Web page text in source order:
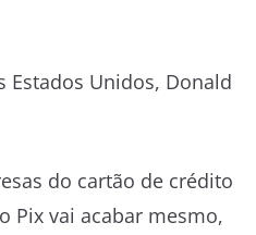
Estados Unidos, Donald
do cartão de crédito
Pix vai acabar mesmo,